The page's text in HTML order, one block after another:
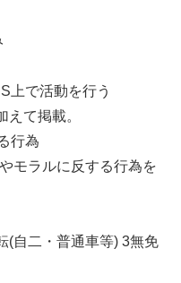
上で活動を行う
て掲載。
行為
モラルに反する行為を
(自二・普通車等) 3無免